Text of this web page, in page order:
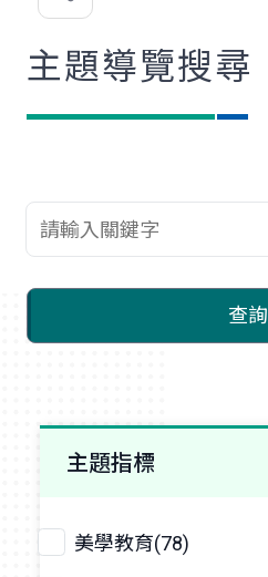
歡
主題導覽搜尋
查詢關鍵字
查詢
主題指標
美學教育(78)